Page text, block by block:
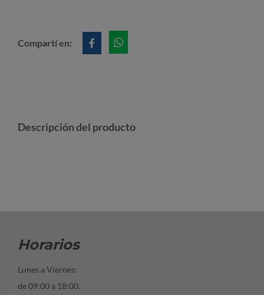
Compartí en:
Descripción del producto
Horarios
Lunes a Viernes:
de 09:00 a 18:00.